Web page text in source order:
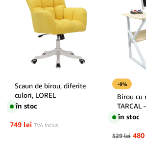
Scaun de birou, diferite
culori, LOREL
în stoc
749 lei TVA Inclus
-9%
Birou cu
TARCAL
în stoc
529lei 480